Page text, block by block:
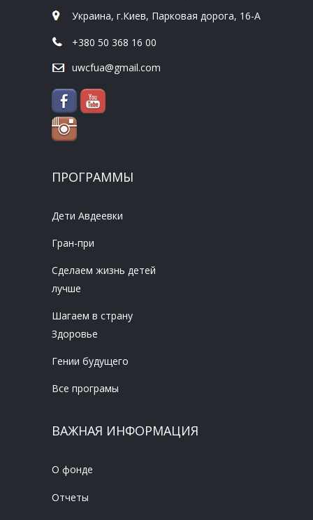
Украина, г.Киев, Парковая дорога, 16-А
+380 50 368 16 00
uwcfua@gmail.com
ПРОГРАММЫ
Дети Авдеевки
Гран-при
Сделаем жизнь детей
лучше
Шагаем в страну
Здоровье
Гении будущего
Все програмы
ВАЖНАЯ ИНФОРМАЦИЯ
О фонде
Отчеты